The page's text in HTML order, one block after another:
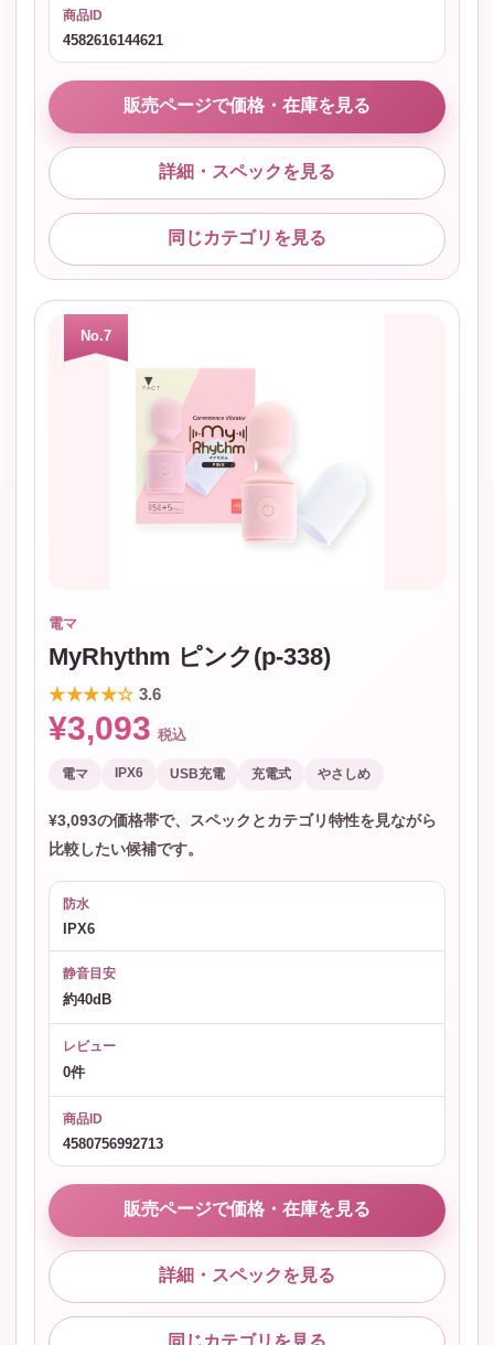
商品ID
4582616144621
販売ページで価格・在庫を見る
詳細・スペックを見る
同じカテゴリを見る
No.7
電マ
MyRhythm ピンク(p-338)
★★★★☆ 3.6
¥3,093 税込
電マ IPX6 USB充電 充電式 やさしめ
¥3,093の価格帯で、スペックとカテゴリ特性を見ながら
比較したい候補です。
防水
IPX6
静音目安
約40dB
レビュー
0件
商品ID
4580756992713
販売ページで価格・在庫を見る
詳細・スペックを見る